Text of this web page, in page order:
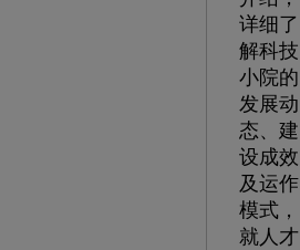
详细了
解科技
小院的
发展动
态、建
设成效
及运作
模式，
就人才